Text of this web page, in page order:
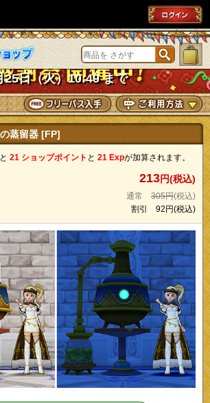
DQXショップ
25日（火）10:49 まで
蒸留器 [FP]
21 ショップポイント と 21 Expが加算されます。
213円(税込)
通常 305円(税込)
割引 92円(税込)